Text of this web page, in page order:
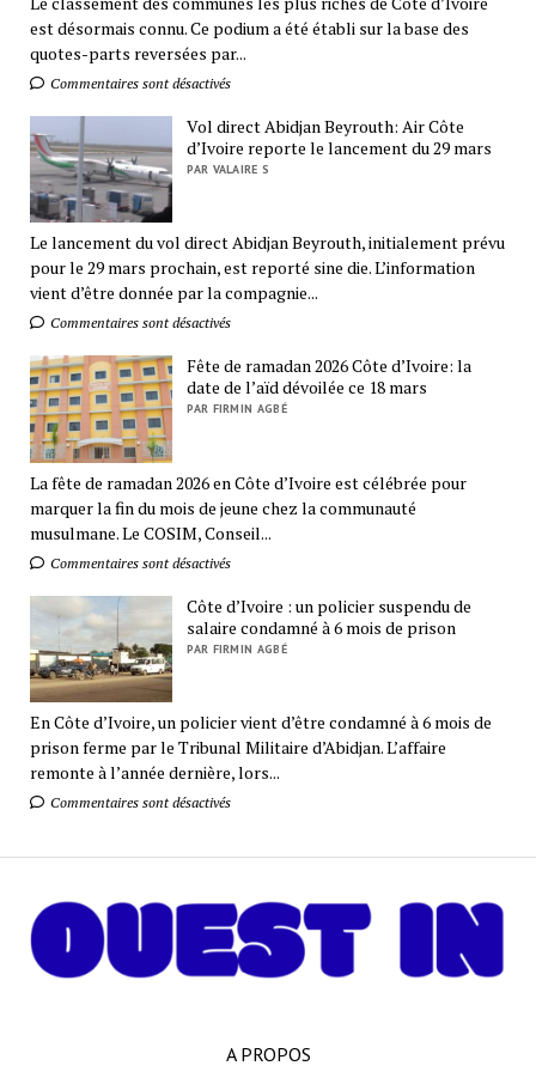
est désormais connu. Ce podium a été établi sur la base des
quotes-parts reversées par...
Commentaires sont désactivés
Vol direct Abidjan Beyrouth: Air Côte
d’Ivoire reporte le lancement du 29 mars
PAR VALAIRE S
Le lancement du vol direct Abidjan Beyrouth, initialement prévu
pour le 29 mars prochain, est reporté sine die. L’information
vient d’être donnée par la compagnie...
Commentaires sont désactivés
Fête de ramadan 2026 Côte d’Ivoire: la
date de l’aïd dévoilée ce 18 mars
PAR FIRMIN AGBÉ
La fête de ramadan 2026 en Côte d’Ivoire est célébrée pour
marquer la fin du mois de jeune chez la communauté
musulmane. Le COSIM, Conseil...
Commentaires sont désactivés
Côte d’Ivoire : un policier suspendu de
salaire condamné à 6 mois de prison
PAR FIRMIN AGBÉ
En Côte d’Ivoire, un policier vient d’être condamné à 6 mois de
prison ferme par le Tribunal Militaire d’Abidjan. L’affaire
remonte à l’année dernière, lors...
Commentaires sont désactivés
A PROPOS